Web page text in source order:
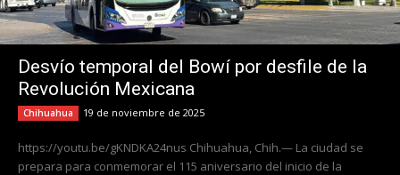
Desvío temporal del Bowí por desfile de la
Revolución Mexicana
Chihuahua 19 de noviembre de 2025
https://youtu.be/gKNDKA24nus Chihuahua, Chih.— La ciudad se
prepara para conmemorar el 115 aniversario del inicio de la